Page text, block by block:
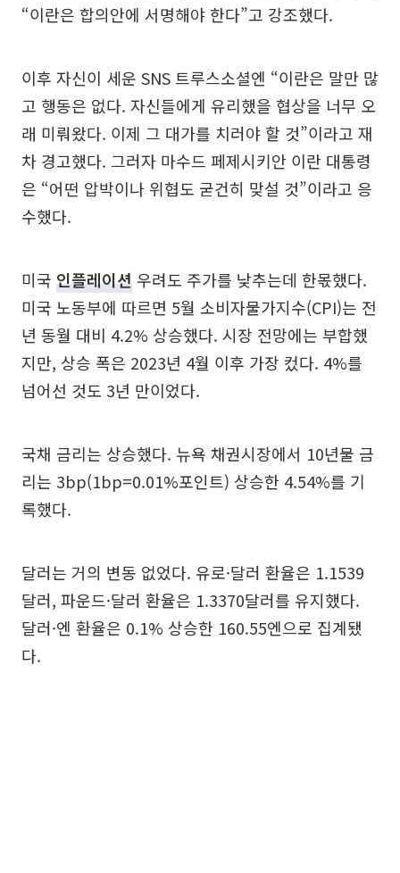
“이란은 합의안에 서명해야 한다”고 강조했다.
이후 자신이 세운 SNS 트루스소셜엔 “이란은 말만 많
고 행동은 없다. 자신들에게 유리했을 협상을 너무 오
래 미뤄왔다. 이제 그 대가를 치러야 할 것”이라고 재
차 경고했다. 그러자 마수드 페제시키안 이란 대통령
은 “어떤 압박이나 위협도 굳건히 맞설 것”이라고 응
수했다.
미국 인플레이션 우려도 주가를 낮추는데 한몫했다.
미국 노동부에 따르면 5월 소비자물가지수(CPI)는 전
년 동월 대비 4.2% 상승했다. 시장 전망에는 부합했
지만, 상승 폭은 2023년 4월 이후 가장 컸다. 4%를
넘어선 것도 3년 만이었다.
국채 금리는 상승했다. 뉴욕 채권시장에서 10년물 금
리는 3bp(1bp=0.01%포인트) 상승한 4.54%를 기
록했다.
달러는 거의 변동 없었다. 유로·달러 환율은 1.1539
달러, 파운드·달러 환율은 1.3370달러를 유지했다.
달러·엔 환율은 0.1% 상승한 160.55엔으로 집계됐
다.